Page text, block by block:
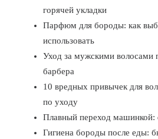
горячей укладки
Парфюм для бороды: как
использовать
Уход за мужскими волосами
барбера
10 вредных привычек для
по уходу
Плавный переход машинкой:
Гигиена бороды после еды: